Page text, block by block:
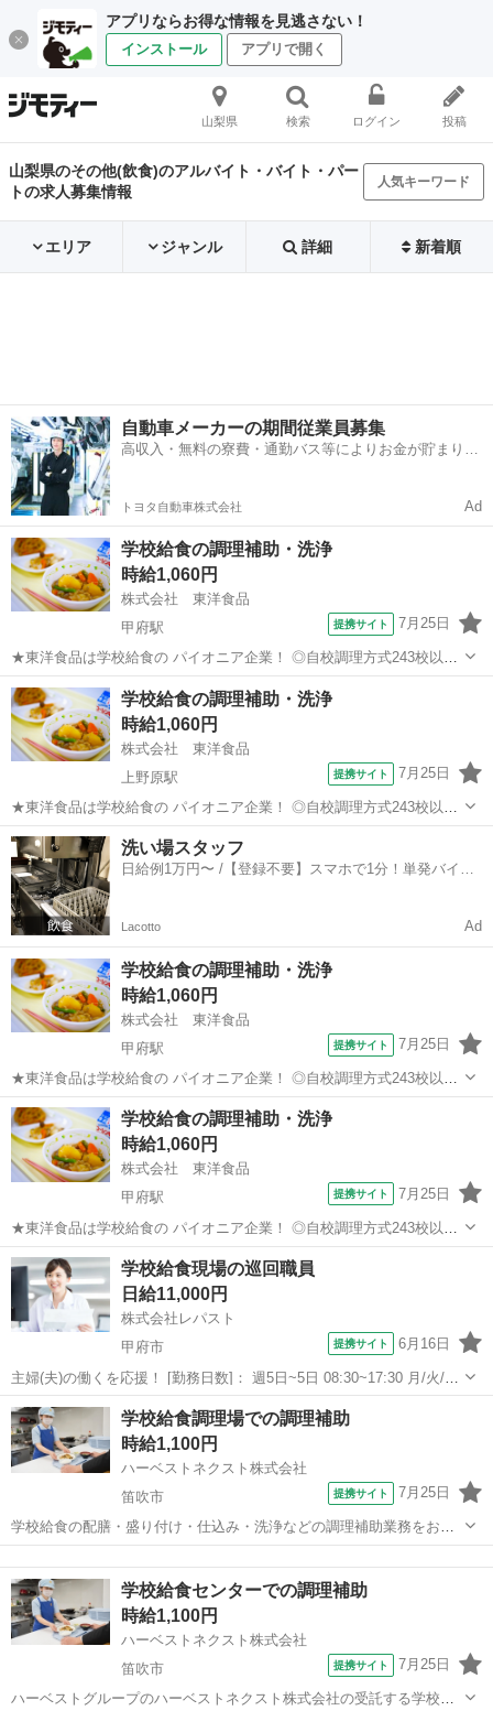
アプリならお得な情報を見逃さない！
インストール アプリで開く
山梨県 検索 ログイン 投稿
山梨県のその他(飲食)のアルバイト・バイト・パー
トの求人募集情報
人気キーワード
エリア ジャンル 詳細 新着順
自動車メーカーの期間従業員募集
高収入・無料の寮費・通勤バス等によりお金が貯まりや
トヨタ自動車株式会社 Ad
学校給食の調理補助・洗浄
時給1,060円
株式会社 東洋食品
甲府駅
提携サイト 7月25日
★東洋食品は学校給食の パイオニア企業！ ◎自校調理方式243校以上/
◎センター方式321箇所以上 ★当社は北海道から九州まで 全国の子ど
もたちの6人に1人、 1日あたり「150万食以上」 の学校給食を提供し
ている 会...
山梨 甲府市 甲府駅 その他
学校給食の調理補助・洗浄
時給1,060円
株式会社 東洋食品
上野原駅
提携サイト 7月25日
★東洋食品は学校給食の パイオニア企業！ ◎自校調理方式243校以上/
◎センター方式321箇所以上 ★当社は北海道から九州まで 全国の子ど
もたちの6人に1人、 1日あたり「150万食以上」 の学校給食を提供し
ている 会...
山梨 上野原市 上野原駅
洗い場スタッフ
日給例1万円〜 /【登録不要】スマホで1分！単発バイト
Lacotto Ad
学校給食の調理補助・洗浄
時給1,060円
株式会社 東洋食品
甲府駅
提携サイト 7月25日
★東洋食品は学校給食の パイオニア企業！ ◎自校調理方式243校以上/
◎センター方式321箇所以上 ★当社は北海道から九州まで 全国の子ど
もたちの6人に1人、 1日あたり「150万食以上」 の学校給食を提供し
ている 会...
山梨 甲府市 甲府駅 その他
学校給食の調理補助・洗浄
時給1,060円
株式会社 東洋食品
甲府駅
提携サイト 7月25日
★東洋食品は学校給食の パイオニア企業！ ◎自校調理方式243校以上/
◎センター方式321箇所以上 ★当社は北海道から九州まで 全国の子ど
もたちの6人に1人、 1日あたり「150万食以上」 の学校給食を提供し
ている 会...
山梨 甲府市 甲府駅 その他
学校給食現場の巡回職員
日給11,000円
株式会社レパスト
甲府市
提携サイト 6月16日
主婦(夫)の働くを応援！ [勤務日数]： 週5日~5日 08:30~17:30 月/火/水/
木/金 [勤務地・最寄駅]： 山梨県甲府市天神町5-3 サンファスト116
株式会社レパスト 甲府営業所（450） 甲府駅徒歩1...
山梨 甲府市 その他
学校給食調理場での調理補助
時給1,100円
ハーベストネクスト株式会社
笛吹市
提携サイト 7月25日
学校給食の配膳・盛り付け・仕込み・洗浄などの調理補助業務をお願
いします。 生徒たちに毎回美味しく温かい食事を提供できるよう、工
夫を凝らした業務をお願いします。 子どもたちが美味しそうに食べる
姿は何よりもやりがいにつながります...
学校給食センターでの調理補助
時給1,100円
ハーベストネクスト株式会社
笛吹市
提携サイト 7月25日
ハーベストグループのハーベストネクスト株式会社の受託する学校給